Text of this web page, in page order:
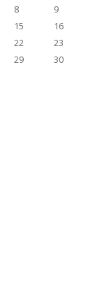
8
9
15
16
22
23
29
30